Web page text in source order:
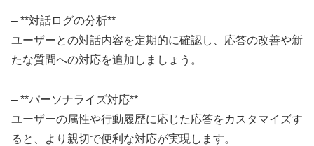
– **対話ログの分析**
ユーザーとの対話内容を定期的に確認し、応答の改善や新
たな質問への対応を追加しましょう。
– **パーソナライズ対応**
ユーザーの属性や行動履歴に応じた応答をカスタマイズす
ると、より親切で便利な対応が実現します。